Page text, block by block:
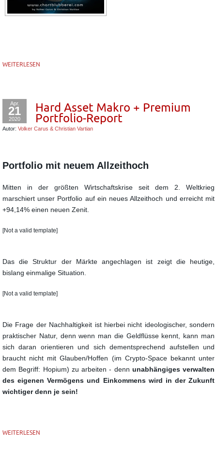
WEITERLESEN
Apr.
21
2020
Hard Asset Makro + Premium
Portfolio-Report
Autor: Volker Carus & Christian Vartian
Portfolio mit neuem Allzeithoch
Mitten in der größten Wirtschaftskrise seit dem 2. Weltkrieg
marschiert unser Portfolio auf ein neues Allzeithoch und erreicht mit
+94,14% einen neuen Zenit.
[Not a valid template]
Das die Struktur der Märkte angechlagen ist zeigt die heutige,
bislang einmalige Situation.
[Not a valid template]
Die Frage der Nachhaltigkeit ist hierbei nicht ideologischer, sondern
praktischer Natur, denn wenn man die Geldflüsse kennt, kann man
sich daran orientieren und sich dementsprechend aufstellen und
braucht nicht mit Glauben/Hoffen (im Crypto-Space bekannt unter
dem Begriff: Hopium) zu arbeiten - denn unabhängiges verwalten
des eigenen Vermögens und Einkommens wird in der Zukunft
wichtiger denn je sein!
WEITERLESEN